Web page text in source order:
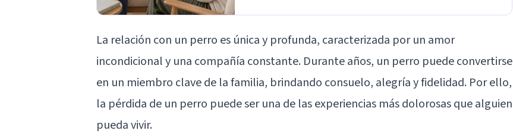
La relación con un perro es única y profunda, caracterizada por un amor
incondicional y una compañía constante. Durante años, un perro puede convertirse
en un miembro clave de la familia, brindando consuelo, alegría y fidelidad. Por ello,
la pérdida de un perro puede ser una de las experiencias más dolorosas que alguien
pueda vivir.